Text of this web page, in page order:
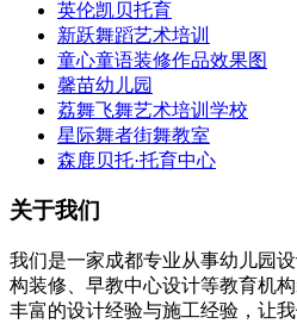
英伦凯贝托育
新跃舞蹈艺术培训
童心童语装修作品效果图
馨苗幼儿园
荔舞飞舞艺术培训学校
星际舞者街舞教室
森鹿贝托·托育中心
关于我们
我们是一家成都专业从事幼儿园
构装修、早教中心设计等教育机
丰富的设计经验与施工经验，让我